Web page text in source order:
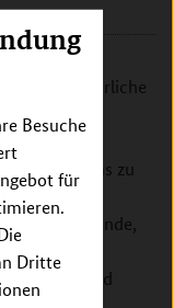
Besuche
für
Dritte
körperliche
und
was zu
zwischen
die Umstände,
der
und